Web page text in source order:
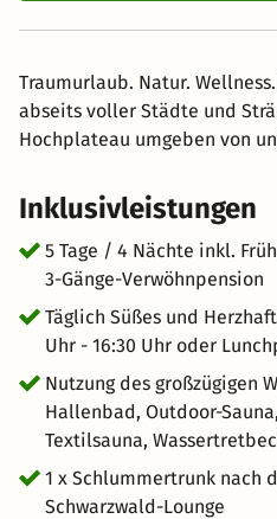
Traumurlaub. Natur.
abseits voller Städte und
Hochplateau umgeben von
Inklusivleistungen
5 Tage / 4 Nächte inkl.
3-Gänge-Verwöhnpension
Täglich Süßes und
Uhr - 16:30 Uhr oder
Nutzung des großzügigen
Hallenbad, Outdoor-
Textilsauna,
1 x Schlummertrunk nach
Schwarzwald-Lounge